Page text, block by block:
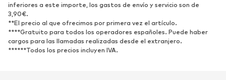
Nuevo
Zapatillas de deporte
Botines
Zapatos de tacón y plataforma Botas
inferiores a este importe, los gastos de envío y servicio son de
3,90€.
**El precio al que ofrecimos por primera vez el artículo.
****Gratuito para todos los operadores españoles. Puede haber
cargos para las llamadas realizadas desde el extranjero.
******Todos los precios incluyen IVA.